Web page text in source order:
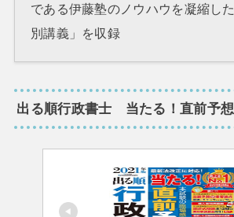
である伊藤塾のノウハウを凝縮し
別講義」を収録
出る順行政書士 当たる！直前予